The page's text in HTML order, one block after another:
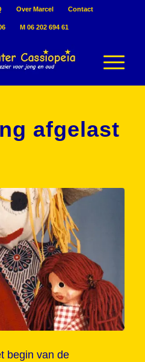
Over Marcel Contact
M 06 202 694 61
afgelast
begin van de